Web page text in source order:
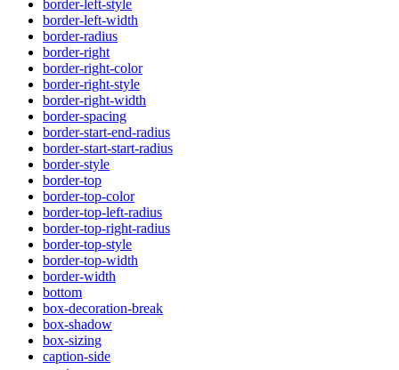
border-left-style
border-left-width
border-radius
border-right
border-right-color
border-right-style
border-right-width
border-spacing
border-start-end-radius
border-start-start-radius
border-style
border-top
border-top-color
border-top-left-radius
border-top-right-radius
border-top-style
border-top-width
border-width
bottom
box-decoration-break
box-shadow
box-sizing
caption-side